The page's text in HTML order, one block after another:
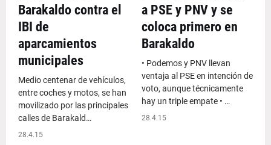
Barakaldo contra el
IBI de
aparcamientos
municipales
Medio centenar de vehículos,
entre coches y motos, se han
movilizado por las principales
calles de Barakald…
28.4.15
a PSE y PNV y se
coloca primero en
Barakaldo
• Podemos y PNV llevan
ventaja al PSE en intención de
voto, aunque técnicamente
hay un triple empate • …
28.4.15